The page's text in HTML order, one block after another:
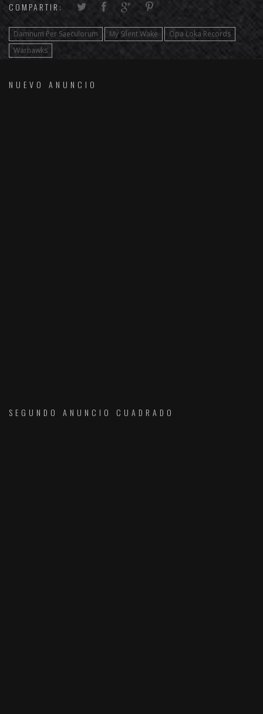
COMPARTIR:
Damnum Per Saeculorum My Silent Wake
Opa Loka Records
Warhawks
NUEVO ANUNCIO
SEGUNDO ANUNCIO CUADRADO